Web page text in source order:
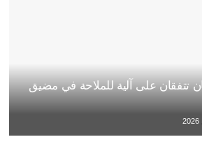
تتفقان على آلية للملاحة في مضيق